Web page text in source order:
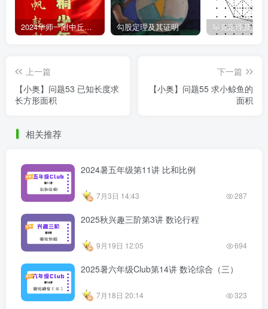
2024华师一附中丘班游园考试真题 勾股定理及其证明 毕克定理及其
上一篇
【小奥】问题53 已知长度求
长方形面积
下一篇
【小奥】问题55 求小鲸鱼的
面积
相关推荐
2024暑五年级第11讲 比和比例
7月3日 14:43 287
2025秋兴趣三阶第3讲 数论行程
9月19日 12:05 694
2025暑六年级Club第14讲 数论综合（三）
7月18日 20:14 323